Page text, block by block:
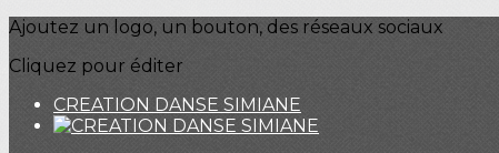
Ajoutez un logo, un bouton, des réseaux sociaux
Cliquez pour éditer
CREATION DANSE SIMIANE